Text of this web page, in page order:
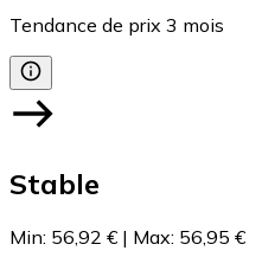
Tendance de prix 3 mois
Stable
Min: 56,92 € | Max: 56,95 €